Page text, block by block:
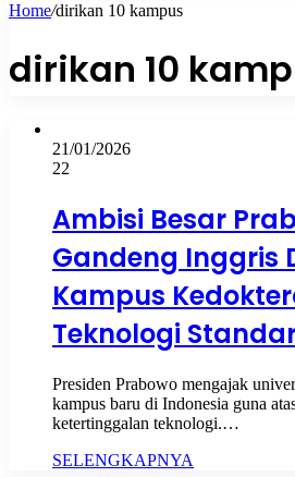
Home/dirikan 10 kampus
dirikan 10
21/01/2026
22
Ambisi Besar
Gandeng Inggris
Kampus
Teknologi
Presiden Prabowo mengajak
kampus baru di Indonesia guna
ketertinggalan teknologi.…
SELENGKAPNYA